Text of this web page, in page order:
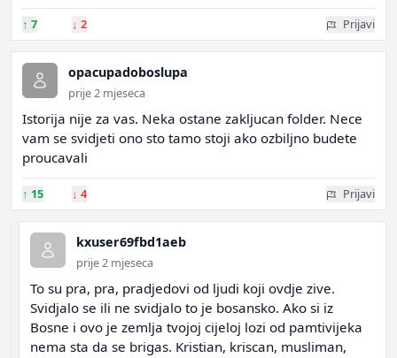
↑ 7 ↓ 2 Prijavi
opacupadoboslupa
prije 2 mjeseca
Istorija nije za vas. Neka ostane zakljucan folder. Nece
vam se svidjeti ono sto tamo stoji ako ozbiljno budete
proucavali
↑ 15 ↓ 4 Prijavi
kxuser69fbd1aeb
prije 2 mjeseca
To su pra, pra, pradjedovi od ljudi koji ovdje zive.
Svidjalo se ili ne svidjalo to je bosansko. Ako si iz
Bosne i ovo je zemlja tvojoj cijeloj lozi od pamtivijeka
nema sta da se brigas. Kristian, kriscan, musliman,